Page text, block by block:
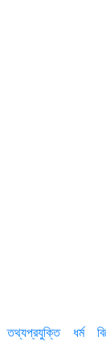
তথ্যপ্রযুক্তি ধর্ম